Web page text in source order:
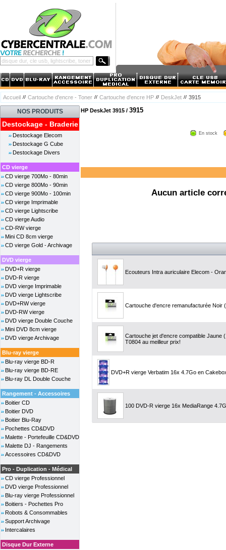
Accueil Cartouche d'encre - Toner Cartouche d'encre HP DeskJet 3915
NOS PRODUITS
Destockage - Braderie
Destockage Elecom
Destockage G Cube
Destockage Divers
CD vierge
CD vierge 700Mo - 80min
CD vierge 800Mo - 90min
CD vierge 900Mo - 100min
CD vierge Imprimable
CD vierge Lightscribe
CD vierge Audio
CD-RW vierge
Mini CD 8cm vierge
CD vierge Gold - Archivage
DVD vierge
DVD+R vierge
DVD-R vierge
DVD vierge Imprimable
DVD vierge Lightscribe
DVD+RW vierge
DVD-RW vierge
DVD vierge Double Couche
Mini DVD 8cm vierge
DVD vierge Archivage
Blu-ray vierge
Blu-ray vierge BD-R
Blu-ray vierge BD-RE
Blu-ray DL Double Couche
Rangement - Accessoires
Boitier CD
Boitier DVD
Boitier Blu-Ray
Pochettes CD&DVD
Malette - Portefeuille CD&DVD
Malette DJ - Rangements
Accessoires CD&DVD
Pro - Duplication - Médical
CD vierge Professionnel
DVD vierge Professionnel
Blu-ray vierge Professionnel
Boitiers - Pochettes Pro
Robots & Consommables
Support Archivage
Intercalaires
Disque Dur Externe
HP DeskJet 3915 / 3915
En stock
Aucun article
Ecouteurs Intra auriculaire Elecom -
Cartouche d'encre remanufacturée Noir
Cartouche jet d'encre compatible Jaune
T0804 au meilleur prix!
DVD+R vierge Verbatim 16x 4.7Go en
100 DVD-R vierge 16x MediaRange